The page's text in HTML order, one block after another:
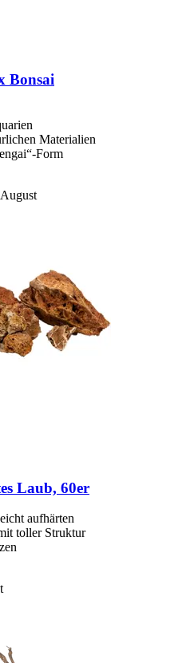
Bonsai
Materialien
Form
Laub, 60er
aufhärten
toller Struktur